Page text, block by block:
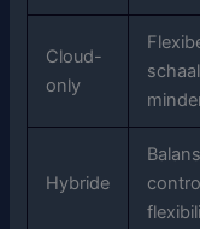
Cloud-
only
Hybride